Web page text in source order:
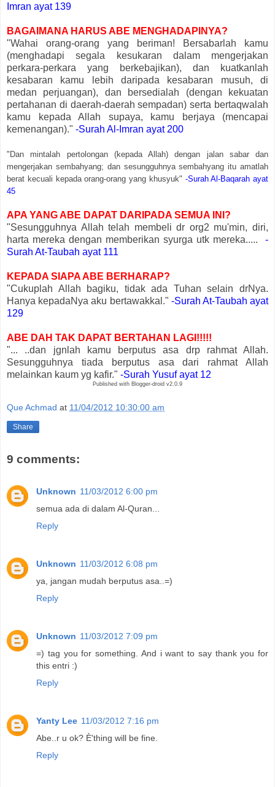
Imran ayat 139
BAGAIMANA HARUS ABE MENGHADAPINYA?
"Wahai orang-orang yang beriman! Bersabarlah kamu
(menghadapi segala kesukaran dalam mengerjakan
perkara-perkara yang berkebajikan), dan kuatkanlah
kesabaran kamu lebih daripada kesabaran musuh, di
medan perjuangan), dan bersedialah (dengan kekuatan
pertahanan di daerah-daerah sempadan) serta bertaqwalah
kamu kepada Allah supaya, kamu berjaya (mencapai
kemenangan)." -Surah Al-Imran ayat 200
"Dan mintalah pertolongan (kepada Allah) dengan jalan sabar dan
mengerjakan sembahyang; dan sesungguhnya sembahyang itu amatlah
berat kecuali kepada orang-orang yang khusyuk" -Surah Al-Baqarah ayat
45
APA YANG ABE DAPAT DARIPADA SEMUA INI?
"Sesungguhnya Allah telah membeli dr org2 mu'min, diri,
harta mereka dengan memberikan syurga utk mereka..... -
Surah At-Taubah ayat 111
KEPADA SIAPA ABE BERHARAP?
"Cukuplah Allah bagiku, tidak ada Tuhan selain drNya.
Hanya kepadaNya aku bertawakkal." -Surah At-Taubah ayat
129
ABE DAH TAK DAPAT BERTAHAN LAGI!!!!!
"... ..dan jgnlah kamu berputus asa drp rahmat Allah.
Sesungguhnya tiada berputus asa dari rahmat Allah
melainkan kaum yg kafir." -Surah Yusuf ayat 12
Published with Blogger-droid v2.0.9
Que Achmad at 11/04/2012 10:30:00 am
Share
9 comments:
Unknown 11/03/2012 6:00 pm
semua ada di dalam Al-Quran...
Reply
Unknown 11/03/2012 6:08 pm
ya, jangan mudah berputus asa..=)
Reply
Unknown 11/03/2012 7:09 pm
=) tag you for something. And i want to say thank you for
this entri :)
Reply
Yanty Lee 11/03/2012 7:16 pm
Abe..r u ok? È'thing will be fine.
Reply